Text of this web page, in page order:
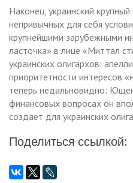
Наконец, украинский
непривычных для себя
крупнейшими зарубежными
ласточка» в лице «Миттал
украинских олигархов:
приоритетности интересов
теперь недальновидно:
финансовых вопросах он
создает для украинских
Поделиться ссылкой: